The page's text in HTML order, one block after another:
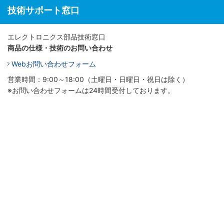
技術サポート窓口
エレクトロニクス部品技術窓口
商品の仕様・技術のお問い合わせ
Webお問い合わせフォーム
営業時間：9:00～18:00（土曜日・日曜日・祝日は除く）
※お問い合わせフォームは24時間受付しております。